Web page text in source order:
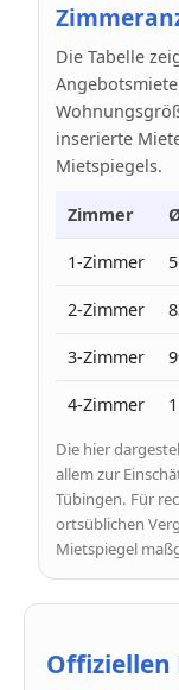
Die Tabelle
inserierte
Mietspiegels.
Zimmer
1-Zimmer
2-Zimmer
3-Zimmer
4-Zimmer
Die hier
allem zur
Tübingen. Für
ortsüblichen
Mietspiegel
Offiziellen